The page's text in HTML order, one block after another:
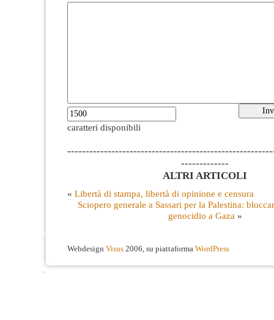
caratteri disponibili
-------------
ALTRI ARTICOLI
« Libertà di stampa, libertà di opinione e censura
Sciopero generale a Sassari per la Palestina:
genocidio a Gaza »
Webdesign Visus 2006, su piattaforma WordPress